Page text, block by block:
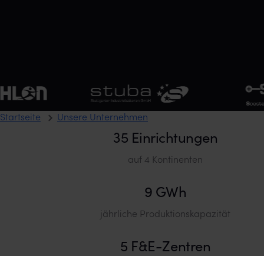
stuba Stuttgarter Industriebatterien GmbH
SBS
Startseite Unsere Unternehmen
35 Einrichtungen
auf 4 Kontinenten
9 GWh
jährliche Produktionskapazität
5 F&E-Zentren